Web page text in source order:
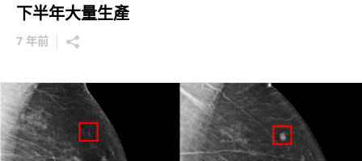
下半年大量生產
7 年前